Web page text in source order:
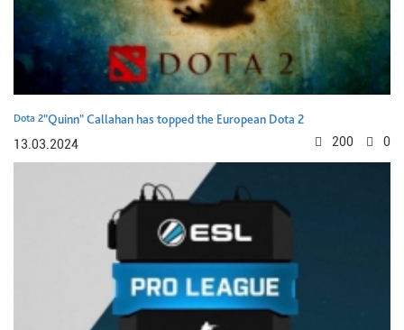
Dota 2"Quinn" Callahan has topped the European Dota 2
13.03.2024
0
200